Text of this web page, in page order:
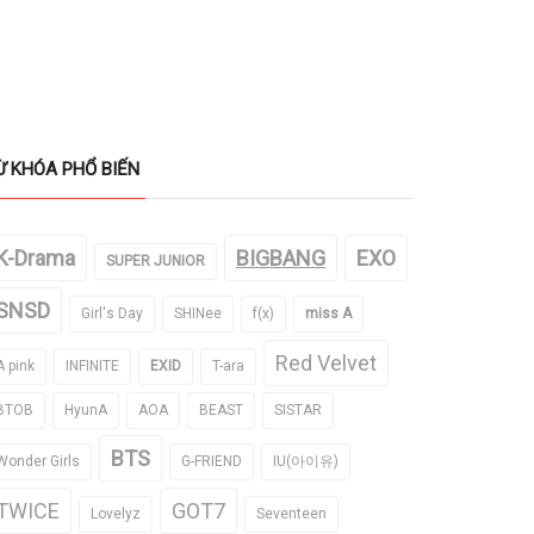
KHÓA PHỔ BIẾN
Drama SUPER JUNIOR BIGBANG EXO
Girl's Day SHINee f(x) miss A
pink INFINITE EXID T-ara Red Velvet
HyunA AOA BEAST SISTAR
Girls BTS G-FRIEND IU(아이유)
Lovelyz GOT7 Seventeen